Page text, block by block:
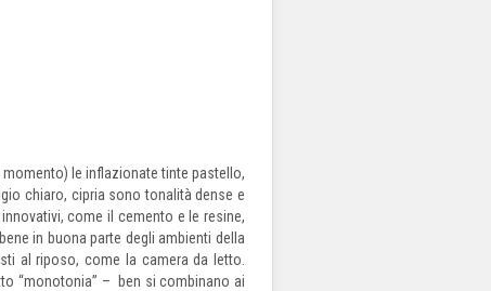
le inflazionate tinte pastello,
chiaro, cipria sono tonalità dense e
come il cemento e le resine,
in buona parte degli ambienti della
al riposo, come la camera da letto.
“monotonia” – ben si combinano ai